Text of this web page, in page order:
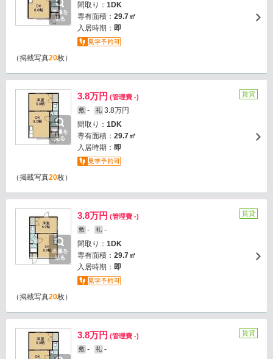
画像を
見る
間取り： 1DK
専有面積： 29.7㎡
入居時期： 即
（掲載写真20枚）
画像を
見る
3.8万円 (管理費 -)
敷 - 礼 3.8万円
間取り： 1DK
専有面積： 29.7㎡
入居時期： 即
賃貸
（掲載写真20枚）
画像を
見る
3.8万円 (管理費 -)
敷 - 礼 -
間取り： 1DK
専有面積： 29.7㎡
入居時期： 即
賃貸
（掲載写真20枚）
3.8万円 (管理費 -)
敷 - 礼 -
賃貸